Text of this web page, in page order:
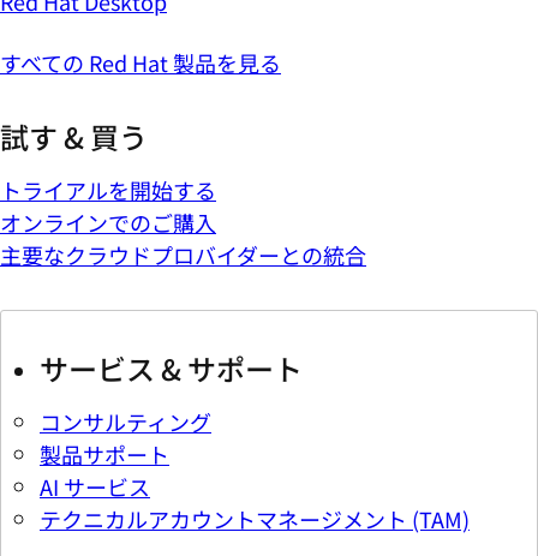
すべての Red Hat 製品を見る
試す & 買う
トライアルを開始する
オンラインでのご購入
主要なクラウドプロバイダーとの統合
サービス & サポート
コンサルティング
製品サポート
AI サービス
テクニカルアカウントマネージメント (TAM)